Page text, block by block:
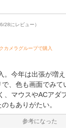
28にレビュー）
カメラグループで購入
。今年は出張が増え
、色も画面でみて
、マウスやACアダ
もありがたい。
参考になった